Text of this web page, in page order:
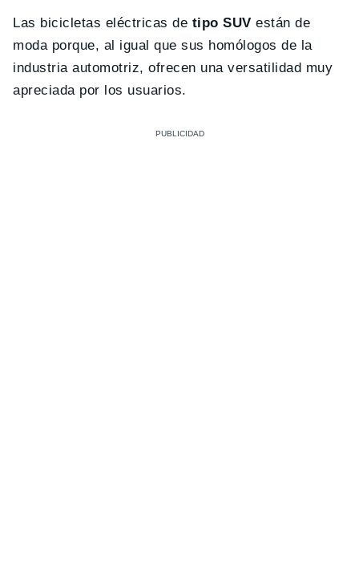
Las bicicletas eléctricas de tipo SUV están de
moda porque, al igual que sus homólogos de la
industria automotriz, ofrecen una versatilidad muy
apreciada por los usuarios.